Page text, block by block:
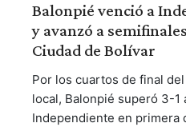
Balonpié venció a
y avanzó a
Ciudad de Bolívar
Por los cuartos de final
local, Balonpié superó 3-1
Independiente en primera